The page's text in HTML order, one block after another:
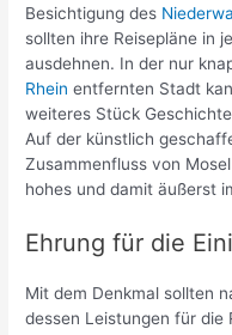
Besichtigung des
sollten ihre Reisepläne in
ausdehnen. In der nur
Rhein entfernten Stadt
weiteres Stück
Auf der künstlich
Zusammenfluss von
hohes und damit äußerst
Ehrung für die
Mit dem Denkmal sollten
dessen Leistungen für die